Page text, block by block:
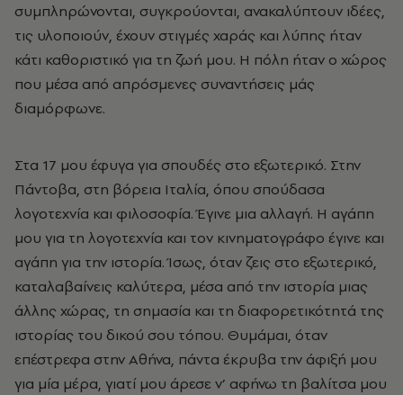
συμπληρώνονται, συγκρούονται, ανακαλύπτουν ιδέες,
τις υλοποιούν, έχουν στιγμές χαράς και λύπης ήταν
κάτι καθοριστικό για τη ζωή μου. Η πόλη ήταν ο χώρος
που μέσα από απρόσμενες συναντήσεις μάς
διαμόρφωνε.
Στα 17 μου έφυγα για σπουδές στο εξωτερικό. Στην
Πάντοβα, στη βόρεια Ιταλία, όπου σπούδασα
λογοτεχνία και φιλοσοφία. Έγινε μια αλλαγή. Η αγάπη
μου για τη λογοτεχνία και τον κινηματογράφο έγινε και
αγάπη για την ιστορία. Ίσως, όταν ζεις στο εξωτερικό,
καταλαβαίνεις καλύτερα, μέσα από την ιστορία μιας
άλλης χώρας, τη σημασία και τη διαφορετικότητά της
ιστορίας του δικού σου τόπου. Θυμάμαι, όταν
επέστρεφα στην Αθήνα, πάντα έκρυβα την άφιξή μου
για μία μέρα, γιατί μου άρεσε ν’ αφήνω τη βαλίτσα μου